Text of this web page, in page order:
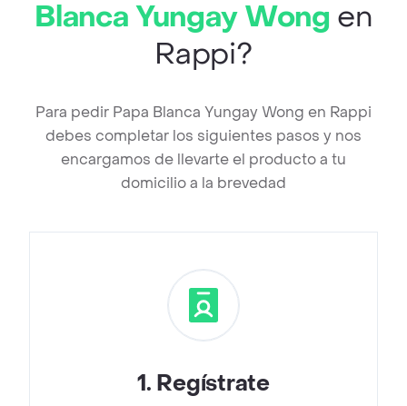
Blanca Yungay Wong en
Rappi?
Para pedir Papa Blanca Yungay Wong en Rappi
debes completar los siguientes pasos y nos
encargamos de llevarte el producto a tu
domicilio a la brevedad
1. Regístrate